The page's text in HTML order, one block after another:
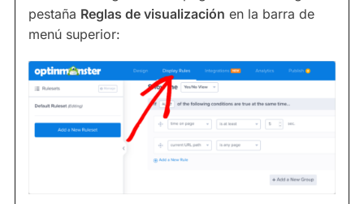
pestaña Reglas de visualización en la barra de
menú superior: